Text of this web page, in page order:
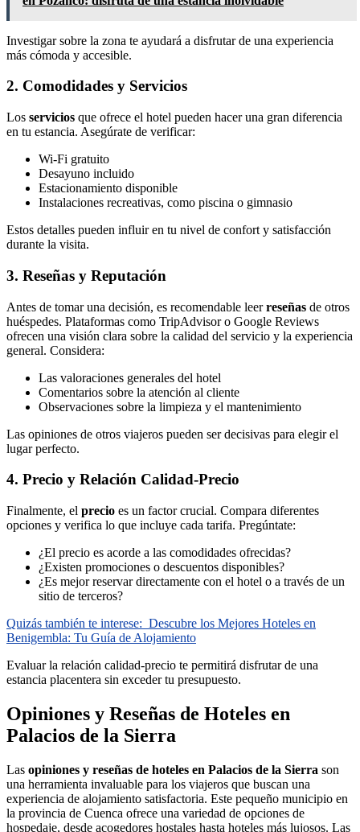
Investigar sobre la zona te ayudará a disfrutar de una experiencia
más cómoda y accesible.
2. Comodidades y Servicios
Los servicios que ofrece el hotel pueden hacer una gran diferencia
en tu estancia. Asegúrate de verificar:
Wi-Fi gratuito
Desayuno incluido
Estacionamiento disponible
Instalaciones recreativas, como piscina o gimnasio
Estos detalles pueden influir en tu nivel de confort y satisfacción
durante la visita.
3. Reseñas y Reputación
Antes de tomar una decisión, es recomendable leerreseñas de otros
huéspedes. Plataformas como TripAdvisor o Google Reviews
ofrecen una visión clara sobre la calidad del servicio y la experiencia
general. Considera:
Las valoraciones generales del hotel
Comentarios sobre la atención al cliente
Observaciones sobre la limpieza y el mantenimiento
Las opiniones de otros viajeros pueden ser decisivas para elegir el
lugar perfecto.
4. Precio y Relación Calidad-Precio
Finalmente, el precio es un factor crucial. Compara diferentes
opciones y verifica lo que incluye cada tarifa. Pregúntate:
¿El precio es acorde a las comodidades ofrecidas?
¿Existen promociones o descuentos disponibles?
¿Es mejor reservar directamente con el hotel o a través de un
sitio de terceros?
Quizás también te interese: Descubre los Mejores Hoteles en
Benigembla: Tu Guía de Alojamiento
Evaluar la relación calidad-precio te permitirá disfrutar de una
estancia placentera sin exceder tu presupuesto.
Opiniones y Reseñas de Hoteles en
Palacios de la Sierra
Las opiniones y reseñas de hoteles en Palacios de la Sierra son
una herramienta invaluable para los viajeros que buscan una
experiencia de alojamiento satisfactoria. Este pequeño municipio en
la provincia de Cuenca ofrece una variedad de opciones de
hospedaje, desde acogedores hostales hasta hoteles más lujosos. Las